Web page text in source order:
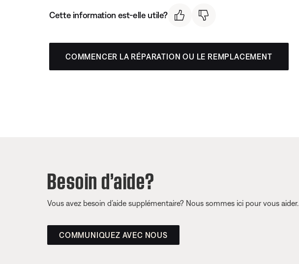
Cette information est-elle utile?
COMMENCER LA RÉPARATION OU LE REMPLACEMENT
Besoin d’aide?
Vous avez besoin d’aide supplémentaire? Nous sommes ici pour vous aider.
COMMUNIQUEZ AVEC NOUS